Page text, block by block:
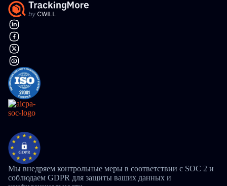
Мы внедряем контрольные меры в соответствии с SOC 2 и
соблюдаем GDPR для защиты ваших данных и